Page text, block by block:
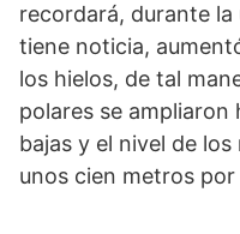
recordará, durante la
tiene noticia,
los hielos, de tal
polares se
bajas y el nivel de
unos cien metros